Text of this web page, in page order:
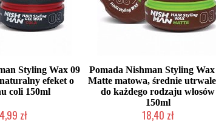
Styling Wax 09
efeket o
coli 150ml
zł
Pomada Nishman Styling Wax
Matte matowa, średnie
do każdego rodzaju włosów
150ml
18,40 zł